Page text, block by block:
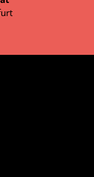
und Post
gewonnenen
zu
Organisation
Kontext von